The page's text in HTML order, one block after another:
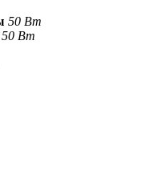
50 Вт
50 Вт